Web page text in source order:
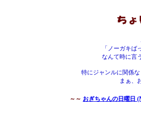
「ノーガキ
なんて時に言
特にジャンルに関係
まぁ、
～～ おぎちゃんの日曜日